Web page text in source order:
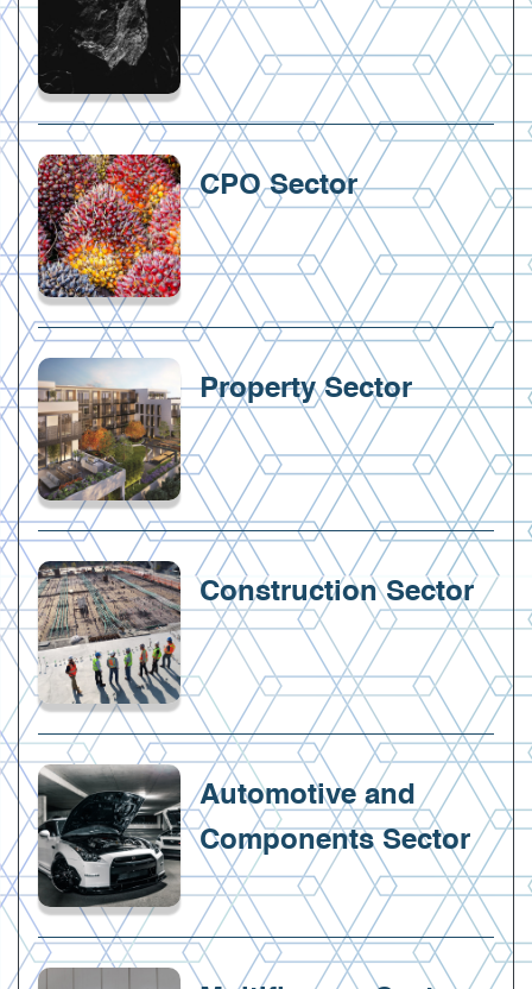
CPO Sector
Property Sector
Construction Sector
Automotive and
Components Sector